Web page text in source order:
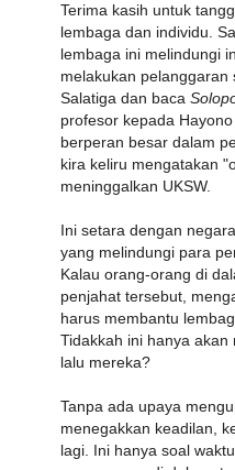
Terima kasih untuk
lembaga dan individu.
lembaga ini melindungi
melakukan
Salatiga dan baca
profesor kepada
berperan besar dalam
kira keliru mengatakan
meninggalkan UKSW.
Ini setara dengan
yang melindungi para
Kalau orang-orang di
penjahat tersebut,
harus membantu
Tidakkah ini hanya
lalu mereka?
Tanpa ada upaya
menegakkan keadilan,
lagi. Ini hanya soal